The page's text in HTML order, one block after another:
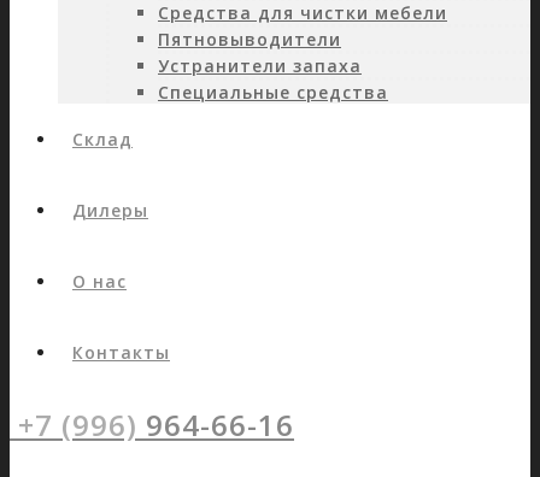
Средства для чистки мебели
Пятновыводители
Устранители запаха
Специальные средства
Склад
Дилеры
О нас
Контакты
+7 (996) 964-66-16